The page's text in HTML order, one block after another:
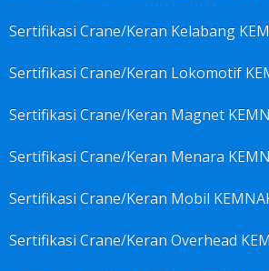
Sertifikasi Crane/Keran Kelabang
Sertifikasi Crane/Keran Lokomotif
Sertifikasi Crane/Keran Magnet
Sertifikasi Crane/Keran Menara
Sertifikasi Crane/Keran Mobil
Sertifikasi Crane/Keran Overhead